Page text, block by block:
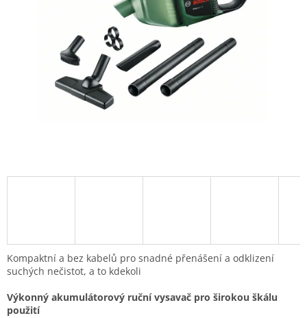
Kompaktní a bez kabelů pro snadné přenášení a odklizení
suchých nečistot, a to kdekoli
Výkonný akumulátorový ruční vysavač pro širokou škálu
použití